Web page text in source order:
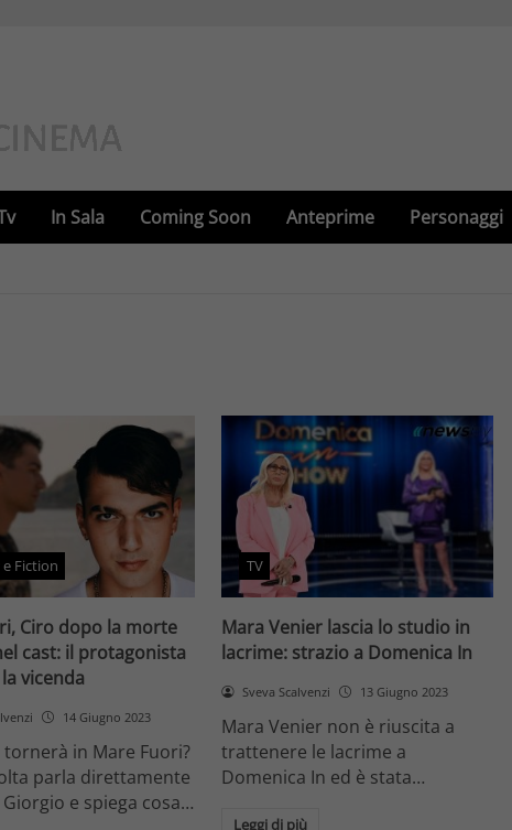
In Sala Coming Soon Anteprime Personaggi
e Fiction
Ciro dopo la morte
cast: il protagonista
vicenda
14 Giugno 2023
tornerà in Mare Fuori?
parla direttamente
e spiega cosa…
TV
Mara Venier lascia lo studio in
lacrime: strazio a Domenica In
Sveva Scalvenzi 13 Giugno 2023
Mara Venier non è riuscita a
trattenere le lacrime a
Domenica In ed è stata…
Leggi di più